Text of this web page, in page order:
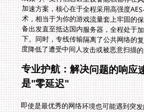
度降低了遭受中间人攻击或被恶意扫描
专业护航：解决问题的响应
是"零延迟"
即使是最优秀的网络环境也可能遇到突
维护、当地ISP临时故障、游戏版本更
时，售后响应速度就至关重要。拥有实
队的服务，能快速定位问题点并提供解
你在社群里盲人摸象般求助。专业团队
内外网络的互联瓶颈，能快速判断问题
国际出口、国内接入还是游戏服务器本